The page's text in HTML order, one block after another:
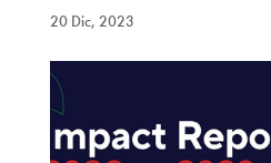
20 Dic, 2023